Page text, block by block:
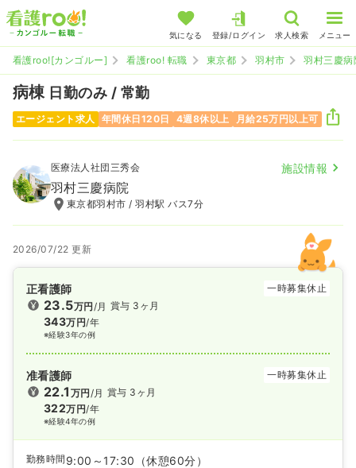
気になる 登録/ログイン 求人検索 メニュー
看護roo![カンゴルー] 看護roo! 転職 東京都 羽村市 羽村三慶病
病棟 日勤のみ / 常勤
エージェント求人 年間休日120日 4週8休以上 月給25万円以上可
医療法人社団三秀会 施設情報
羽村三慶病院
東京都羽村市 / 羽村駅 バス7分
2026/07/22 更新
正看護師 一時募集休止
23.5万円/月
343万円/年
※経験3年の例
賞与 3ヶ月
准看護師 一時募集休止
22.1 万円/月
322万円/年
※経験4年の例
賞与 3ヶ月
勤務時間 9:00～17:30
（休憩60分）